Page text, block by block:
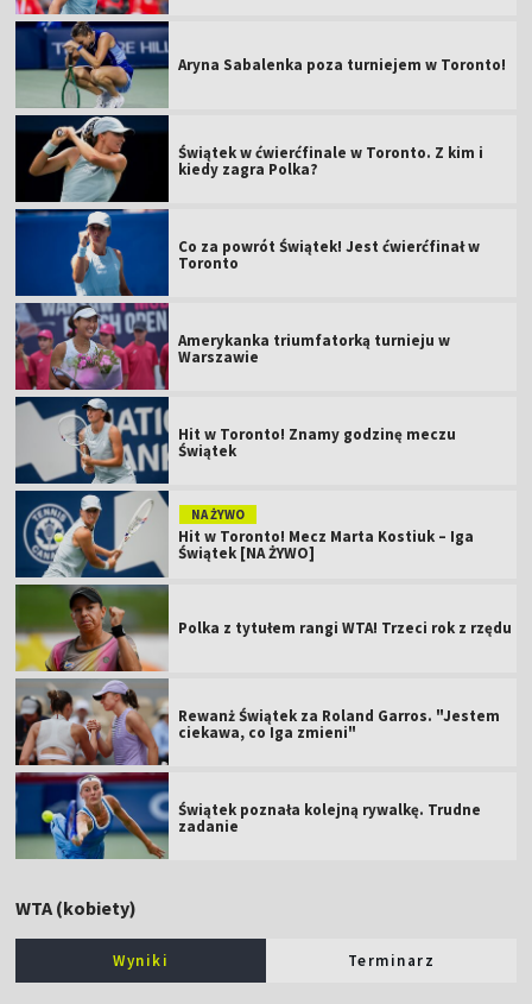
Aryna Sabalenka poza turniejem w Toronto!
Świątek w ćwierćfinale w Toronto. Z kim i
kiedy zagra Polka?
Co za powrót Świątek! Jest ćwierćfinał w
Toronto
Amerykanka triumfatorką turnieju w
Warszawie
Hit w Toronto! Znamy godzinę meczu
Świątek
NA ŻYWO
Hit w Toronto! Mecz Marta Kostiuk – Iga
Świątek [NA ŻYWO]
Polka z tytułem rangi WTA! Trzeci rok z rzędu
Rewanż Świątek za Roland Garros. "Jestem
ciekawa, co Iga zmieni"
Świątek poznała kolejną rywalkę. Trudne
zadanie
WTA (kobiety)
Wyniki Terminarz